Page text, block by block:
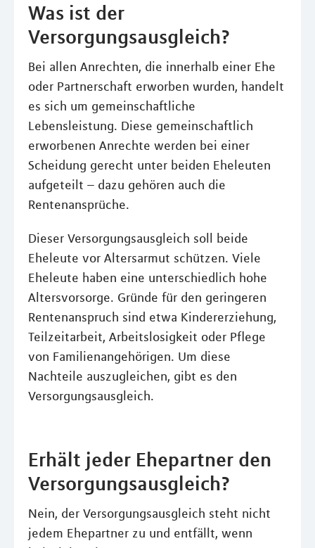
Was ist der
Versorgungsausgleich?
Bei allen Anrechten, die innerhalb einer Ehe
oder Partnerschaft erworben wurden, handelt
es sich um gemeinschaftliche
Lebensleistung. Diese gemeinschaftlich
erworbenen Anrechte werden bei einer
Scheidung gerecht unter beiden Eheleuten
aufgeteilt – dazu gehören auch die
Rentenansprüche.
Dieser Versorgungsausgleich soll beide
Eheleute vor Altersarmut schützen. Viele
Eheleute haben eine unterschiedlich hohe
Altersvorsorge. Gründe für den geringeren
Rentenanspruch sind etwa Kindererziehung,
Teilzeitarbeit, Arbeitslosigkeit oder Pflege
von Familienangehörigen. Um diese
Nachteile auszugleichen, gibt es den
Versorgungsausgleich.
Erhält jeder Ehepartner den
Versorgungsausgleich?
Nein, der Versorgungsausgleich steht nicht
jedem Ehepartner zu und entfällt, wenn